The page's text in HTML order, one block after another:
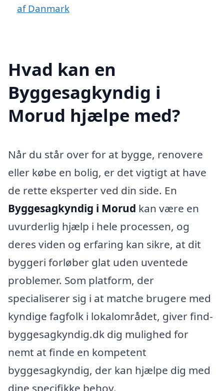
af Danmark
Hvad kan en
Byggesagkyndig i
Morud hjælpe med?
Når du står over for at bygge, renovere
eller købe en bolig, er det vigtigt at have
de rette eksperter ved din side. En
Byggesagkyndig i Morud kan være en
uvurderlig hjælp i hele processen, og
deres viden og erfaring kan sikre, at dit
byggeri forløber glat uden uventede
problemer. Som platform, der
specialiserer sig i at matche brugere med
kyndige fagfolk i lokalområdet, giver find-
byggesagkyndig.dk dig mulighed for
nemt at finde en kompetent
byggesagkyndig, der kan hjælpe dig med
dine specifikke behov.